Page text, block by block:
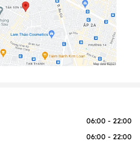
06:00 - 22:00
06:00 - 22:00